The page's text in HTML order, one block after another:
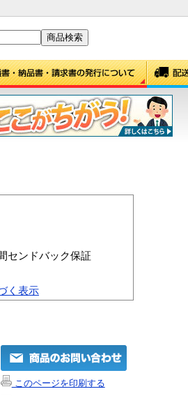
センドバック保証
く表示
このページを印刷する